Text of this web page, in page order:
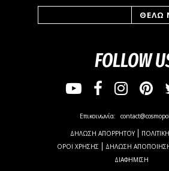
FOLLOW
Επικοινωνία:
ΔΗΛΩΣΗ ΑΠΟΡΡΗΤΟΥ
ΟΡΟΙ ΧΡΗΣΗΣ
ΔΗΛΩΣΗ
ΔΙΑΦΗΜΙΣΗ